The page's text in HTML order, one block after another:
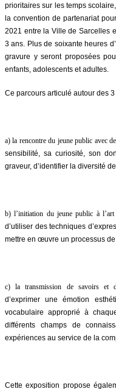
prioritaires sur les temps
la convention de partenariat
2021 entre la Ville de Sarcelles
3 ans. Plus de soixante heures
gravure y seront proposées
enfants, adolescents et adultes.
Ce parcours articulé autour des
a) la rencontre du jeune public avec
sensibilité, sa curiosité, son
graveur, d’identifier la diversité
b) l’initiation du jeune public à
d’utiliser des techniques
mettre en œuvre un processus
c) la transmission de savoirs et
d’exprimer une émotion
vocabulaire approprié à
différents champs de
expériences au service de la
Cette exposition propose